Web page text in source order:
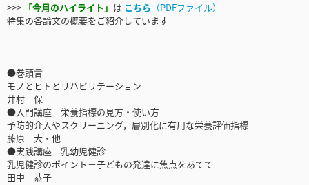
>>> 「今月のハイライト」 は こちら （PDFファイル）
特集の各論文の概要をご紹介しています
●巻頭言
モノとヒトとリハビリテーション
井村 保
●入門講座 栄養指標の見方・使い方
予防的介入やスクリーニング，層別化に有用な栄養評価指標
藤原 大・他
●実践講座 乳幼児健診
乳児健診のポイント－子どもの発達に焦点をあてて
田中 恭子